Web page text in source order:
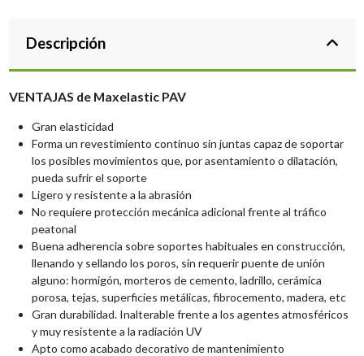
Descripción
VENTAJAS de MaxelasticPAV
Gran elasticidad
Forma un revestimiento continuo sin juntas capaz de soportar
los posibles movimientos que, por asentamiento o dilatación,
pueda sufrir el soporte
Ligero y resistente a la abrasión
No requiere protección mecánica adicional frente al tráfico
peatonal
Buena adherencia sobre soportes habituales en construcción,
llenando y sellando los poros, sin requerir puente de unión
alguno: hormigón, morteros de cemento, ladrillo, cerámica
porosa, tejas, superficies metálicas, fibrocemento, madera, etc
Gran durabilidad. Inalterable frente a los agentes atmosféricos
y muy resistente a la radiación UV
Apto como acabado decorativo de mantenimiento